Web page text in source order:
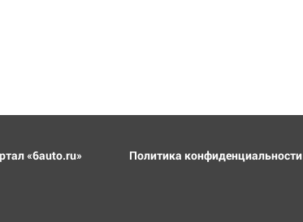
«6auto.ru»
Политика конфиденциальности